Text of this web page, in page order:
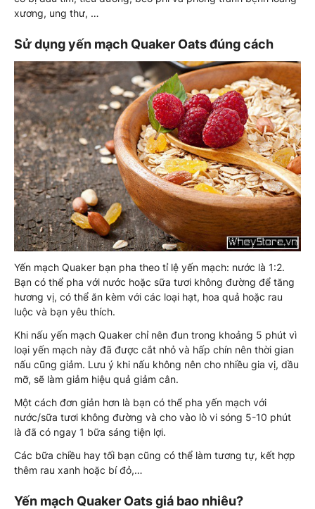
xương, ung thư, …
Sử dụng yến mạch Quaker Oats đúng cách
Yến mạch Quaker bạn pha theo tỉ lệ yến mạch: nước là 1:2.
Bạn có thể pha với nước hoặc sữa tươi không đường để tăng
hương vị, có thể ăn kèm với các loại hạt, hoa quả hoặc rau
luộc và bạn yêu thích.
Khi nấu yến mạch Quaker chỉ nên đun trong khoảng 5 phút vì
loại yến mạch này đã được cắt nhỏ và hấp chín nên thời gian
nấu cũng giảm. Lưu ý khi nấu không nên cho nhiều gia vị, dầu
mỡ, sẽ làm giảm hiệu quả giảm cân.
Một cách đơn giản hơn là bạn có thể pha yến mạch với
nước/sữa tươi không đường và cho vào lò vi sóng 5-10 phút
là đã có ngay 1 bữa sáng tiện lợi.
Các bữa chiều hay tối bạn cũng có thể làm tương tự, kết hợp
thêm rau xanh hoặc bí đỏ,…
Yến mạch Quaker Oats giá bao nhiêu?